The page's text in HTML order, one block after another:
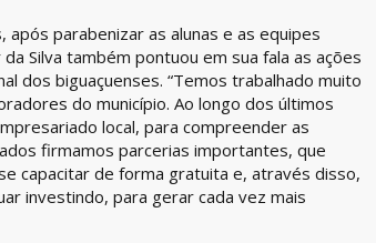
parabenizar as alunas e as equipes
Silva também pontuou em sua fala as ações
dos biguaçuenses. “Temos trabalhado muito
do município. Ao longo dos últimos
local, para compreender as
firmamos parcerias importantes, que
capacitar de forma gratuita e, através disso,
investindo, para gerar cada vez mais